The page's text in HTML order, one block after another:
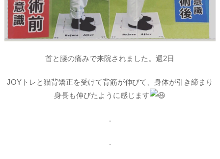
首と腰の痛みで来院されました。週2日
JOYトレと猫背矯正を受けて背筋が伸びて、 身体が引き締まり
身長も伸びたように感じます
.
.